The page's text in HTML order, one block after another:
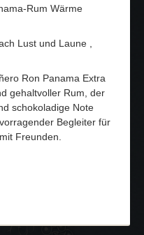
Rum Wärme
Lust und Laune ,
Ron Panama Extra
gehaltvoller Rum, der
schokoladige Note
Begleiter für
Freunden.